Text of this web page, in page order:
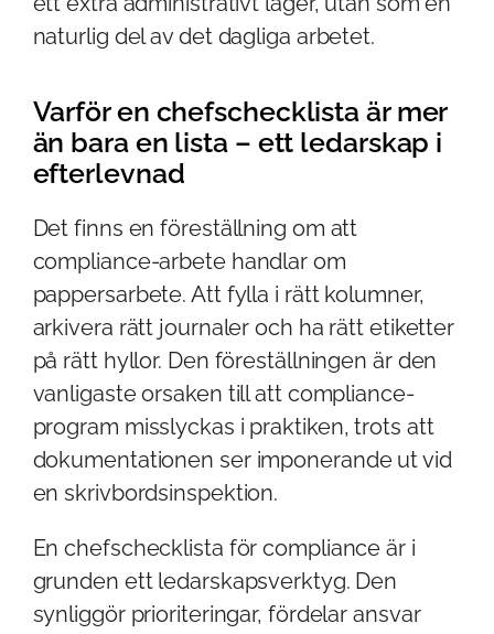
naturlig del av det dagliga arbetet.
Varför en chefschecklista är mer
än bara en lista – ett ledarskap i
efterlevnad
Det finns en föreställning om att
compliance-arbete handlar om
pappersarbete. Att fylla i rätt kolumner,
arkivera rätt journaler och ha rätt etiketter
på rätt hyllor. Den föreställningen är den
vanligaste orsaken till att compliance-
program misslyckas i praktiken, trots att
dokumentationen ser imponerande ut vid
en skrivbordsinspektion.
En chefschecklista för compliance är i
grunden ett ledarskapsverktyg. Den
synliggör prioriteringar, fördelar ansvar